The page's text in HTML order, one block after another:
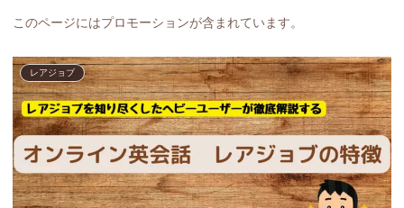
このページにはプロモーションが含まれています。
レアジョブ